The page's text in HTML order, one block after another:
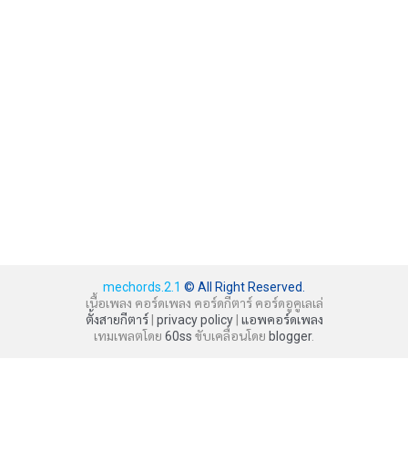
mechords.2.1 © All Right Reserved.
เนื้อเพลง คอร์ดเพลง คอร์ดกีตาร์ คอร์ดอูคูเลเล่
ตั้งสายกีตาร์| privacy policy| แอพคอร์ดเพลง
เทมเพลตโดย 60ss ขับเคลื่อนโดย blogger.